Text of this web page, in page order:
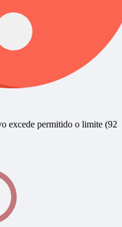
excede permitido o limite (92